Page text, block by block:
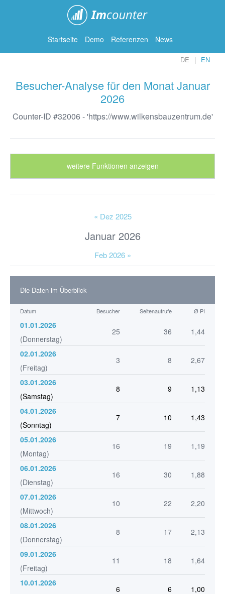
Startseite Demo Referenzen News
DE EN
Besucher-Analyse für den Monat Januar
2026
Counter-ID #32006 - 'https://www.wilkensbauzentrum.de'
weitere Funktionen anzeigen
« Dez 2025
Januar 2026
Feb 2026 »
Die Daten im Überblick
Datum Besucher Seitenaufrufe Ø PI
01.01.2026
(Donnerstag)
25 36 1,44
02.01.2026
(Freitag)
3 8 2,67
03.01.2026
(Samstag)
8 9 1,13
04.01.2026
(Sonntag)
7 10 1,43
05.01.2026
(Montag)
16 19 1,19
06.01.2026
(Dienstag)
16 30 1,88
07.01.2026
(Mittwoch)
10 22 2,20
08.01.2026
(Donnerstag)
8 17 2,13
09.01.2026
(Freitag)
11 18 1,64
10.01.2026
6 6 1,00